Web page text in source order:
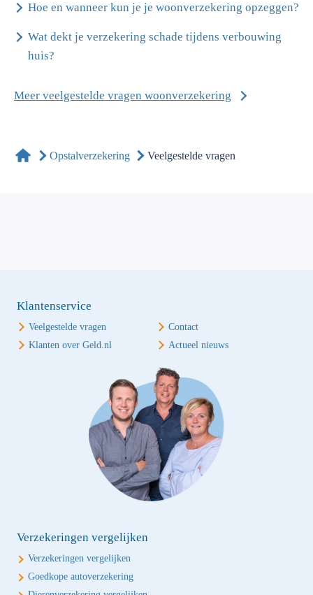
Hoe en wanneer kun je je woonverzekering opzeggen?
Wat dekt je verzekering schade tijdens verbouwing
huis?
Meer veelgestelde vragen woonverzekering
Opstalverzekering Veelgestelde vragen
Klantenservice
Veelgestelde vragen
Contact
Klanten over Geld.nl
Actueel nieuws
Verzekeringen vergelijken
Verzekeringen vergelijken
Goedkope autoverzekering